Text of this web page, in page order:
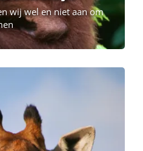
wij wel en niet aan om